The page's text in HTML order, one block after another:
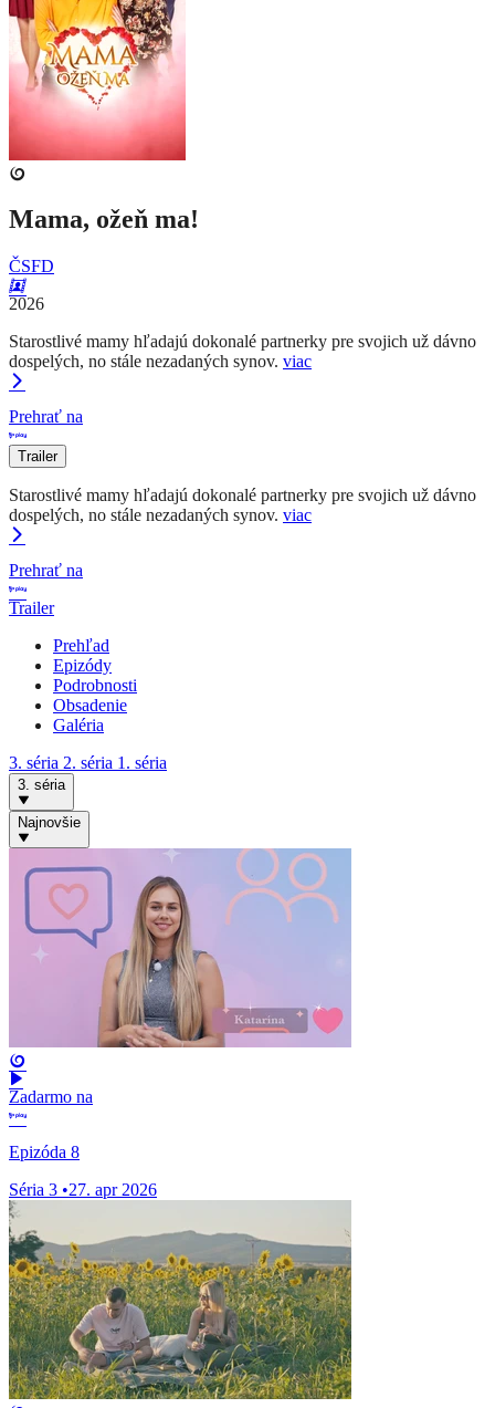
Mama, ožeň ma!
ČSFD
2026
Starostlivé mamy hľadajú dokonalé partnerky pre svojich už dávno
dospelých, no stále nezadaných synov. viac
Prehrať na
Trailer
Starostlivé mamy hľadajú dokonalé partnerky pre svojich už dávno
dospelých, no stále nezadaných synov. viac
Prehrať na
Trailer
Prehľad
Epizódy
Podrobnosti
Obsadenie
Galéria
3. séria 2. séria 1. séria
3. séria
Najnovšie
Zadarmo na
Epizóda 8
Séria 3 •27. apr 2026